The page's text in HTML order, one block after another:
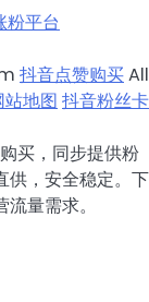
粉平台
抖音点赞购买All
站地图 抖音粉丝卡
买，同步提供粉
供，安全稳定。下
量需求。